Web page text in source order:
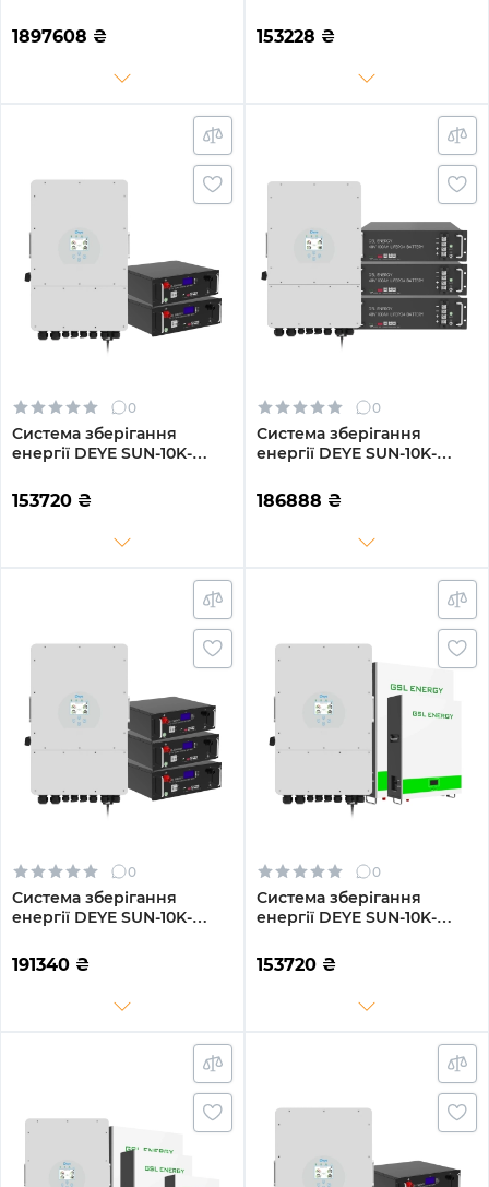
209kWh 1BAT LiFePO4
≥6500 циклів (SV-3DE80K1-
1897608 ₴
2GS10.24K-LFP-W 10kW
10.24kWh 2BAT LiFePO4
153228 ₴
0
Система зберігання
енергії DEYE SUN-10K-
2GS10.24K-LFP 10kW
10.24kWh 2BAT LiFePO4
153720 ₴
0
Система зберігання
енергії DEYE SUN-10K-
LFP 10kW 14.4kWh 3BAT
LiFePO4 6500 циклів
186888 ₴
0
Система зберігання
енергії DEYE SUN-10K-
LFP 10kW 15.36kWh 3BAT
LiFePO4 6500 циклів
191340 ₴
0
Система зберігання
енергії DEYE SUN-10K-
LFP-W 10kW 10.24kWh
2BAT LiFePO4 6500 циклів
153720 ₴